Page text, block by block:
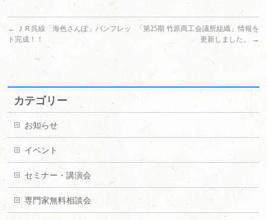
←
ＪＲ呉線「海色さんぽ」パンフレッ
ト完成！！
「第25期 竹原商工会議所組織」情報を
更新しました。
→
カテゴリー
お知らせ
イベント
セミナー・講演会
専門家無料相談会